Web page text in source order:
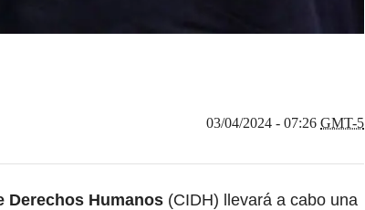
03/04/2024 - 07:26 GMT-5
Derechos Humanos (CIDH) llevará a cabo una